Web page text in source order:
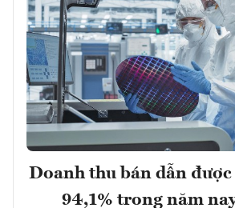
Doanh thu bán dẫn được
94,1% trong năm